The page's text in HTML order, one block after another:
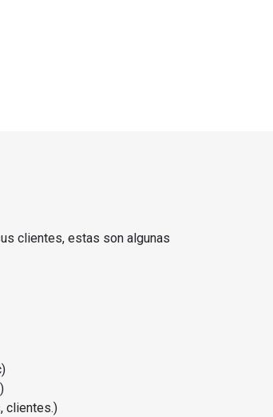
clientes, estas son algunas
clientes.)